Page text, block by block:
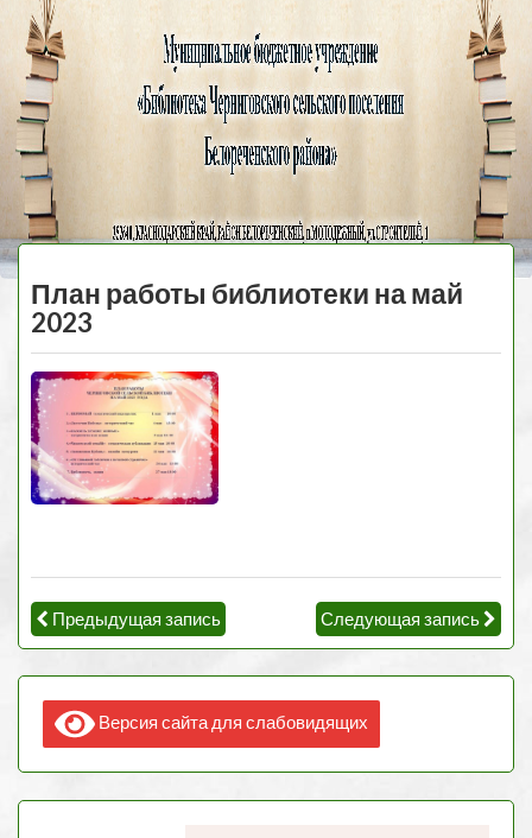
Черниговская
библиотека
МЕНЮ
План работы библиотеки на май
2023
Предыдущая запись Следующая запись
Версия сайта для слабовидящих